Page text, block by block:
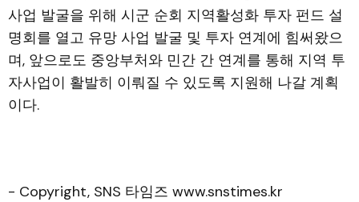
사업 발굴을 위해 시군 순회 지역활성화 투자 펀드 설
명회를 열고 유망 사업 발굴 및 투자 연계에 힘써왔으
며, 앞으로도 중앙부처와 민간 간 연계를 통해 지역 투
자사업이 활발히 이뤄질 수 있도록 지원해 나갈 계획
이다.
- Copyright, SNS 타임즈 www.snstimes.kr